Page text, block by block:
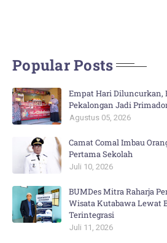
Popular Posts
Empat Hari Diluncurkan,
Pekalongan Jadi
Agustus 05, 2026
Camat Comal Imbau
Pertama Sekolah
Juli 10, 2026
BUMDes Mitra Raharja
Wisata Kutabawa Lewat
Terintegrasi
Juli 11, 2026